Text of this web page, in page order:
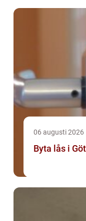
06 augusti 2026
Byta lås i